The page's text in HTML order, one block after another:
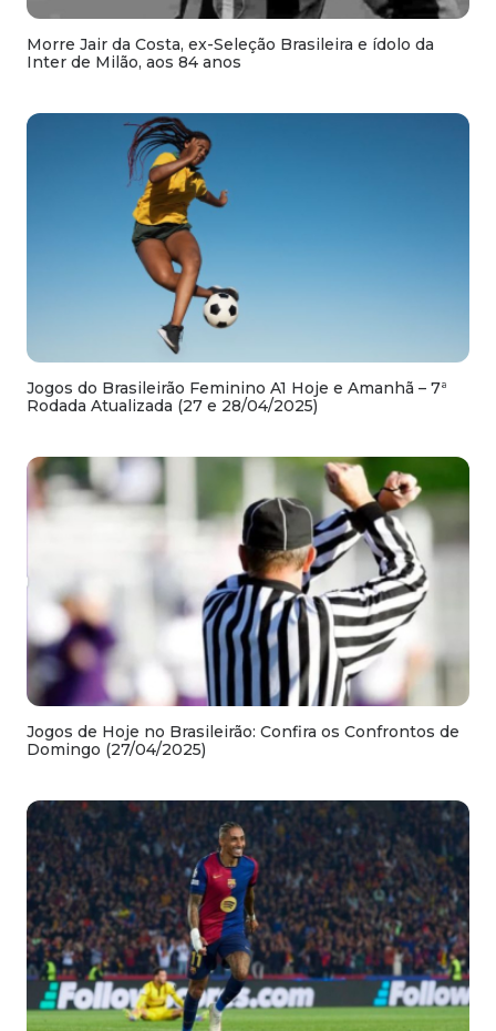
Morre Jair da Costa, ex-Seleção Brasileira e ídolo da
Inter de Milão, aos 84 anos
Jogos do Brasileirão Feminino A1 Hoje e Amanhã – 7ª
Rodada Atualizada (27 e 28/04/2025)
Jogos de Hoje no Brasileirão: Confira os Confrontos de
Domingo (27/04/2025)